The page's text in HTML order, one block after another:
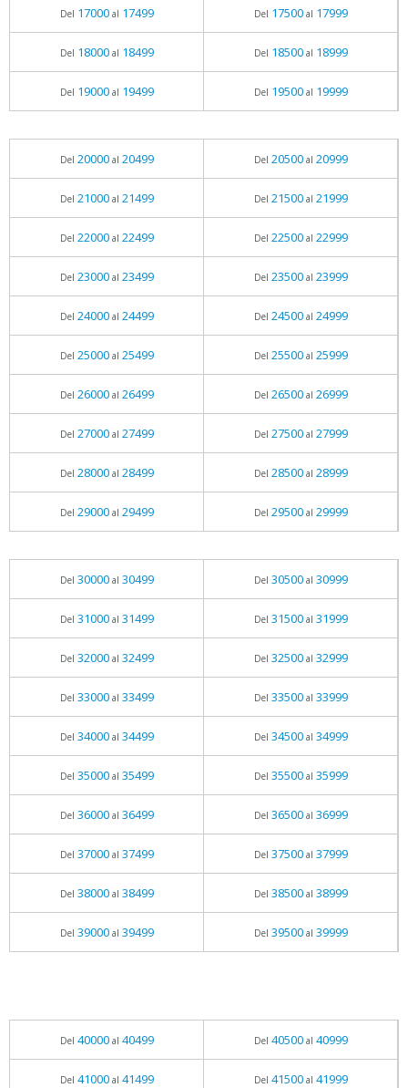
Del 17000al 17499 Del 17500al 17999
Del 18000al 18499 Del 18500al 18999
Del 19000al 19499 Del 19500al 19999
Del 20000al 20499 Del 20500al 20999
Del 21000al 21499 Del 21500al 21999
Del 22000al 22499 Del 22500al 22999
Del 23000al 23499 Del 23500al 23999
Del 24000al 24499 Del 24500al 24999
Del 25000al 25499 Del 25500al 25999
Del 26000al 26499 Del 26500al 26999
Del 27000al 27499 Del 27500al 27999
Del 28000al 28499 Del 28500al 28999
Del 29000al 29499 Del 29500al 29999
Del 30000al 30499 Del 30500al 30999
Del 31000al 31499 Del 31500al 31999
Del 32000al 32499 Del 32500al 32999
Del 33000al 33499 Del 33500al 33999
Del 34000al 34499 Del 34500al 34999
Del 35000al 35499 Del 35500al 35999
Del 36000al 36499 Del 36500al 36999
Del 37000al 37499 Del 37500al 37999
Del 38000al 38499 Del 38500al 38999
Del 39000al 39499 Del 39500al 39999
Del 40000al 40499 Del 40500al 40999
Del 41000al 41499 Del 41500al 41999